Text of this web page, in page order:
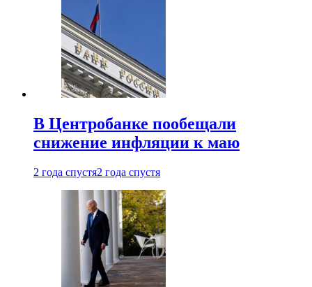
В Центробанке пообещали
снижение инфляции к маю
2 года спустя2 года спустя